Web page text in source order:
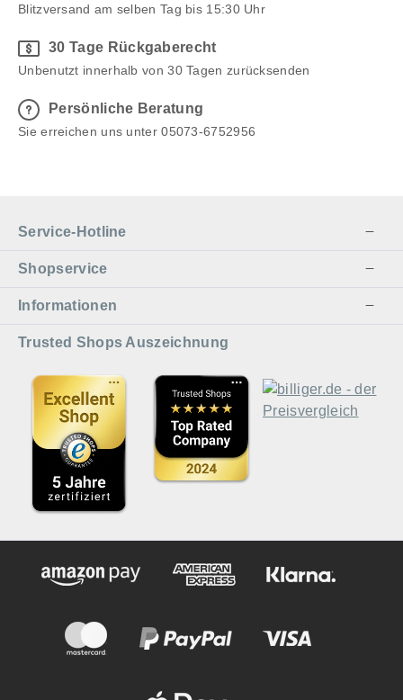
Blitzversand am selben Tag bis 15:30 Uhr
30 Tage Rückgaberecht
Unbenutzt innerhalb von 30 Tagen zurücksenden
Persönliche Beratung
Sie erreichen uns unter 05073-6752956
Service-Hotline
Shopservice
Informationen
Trusted Shops Auszeichnung